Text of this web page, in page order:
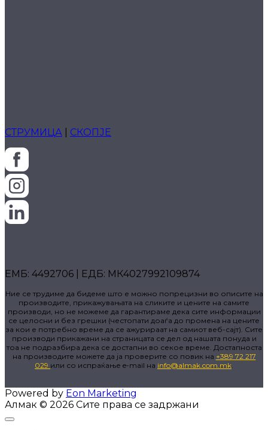
СТРУМИЦА СКОПЈЕ
ЕМБ: 4492706 | ЕДБ: МК4027992109874
Ние се трудиме да бидеме што е можно попрецизни во описите на
производите, прикажувањата на сликите и цените на самите
производи, но не можеме да гарантираме дека сите информации
се целосни и без грешки (честопати доаѓа до промена на цените
за кои е потребно време да се ажурираат на самиот веб-сајт). Сите
производи прикажани на страницата се дел од нашата понуда и
тоа не подразбира дека се достапни во секое време. Достапноста
на производите можете да ја проверите со повик на +389 72 217
029 или со испраќање e-mail на info@almak.com.mk
Powered by Eon Marketing
Алмак © 2026 Сите права се задржани